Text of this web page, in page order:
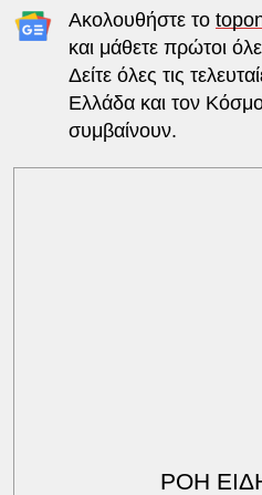
Ακολουθήστε το
και μάθετε πρώτοι
Δείτε όλες τις
Ελλάδα και τον
συμβαίνουν.
ΡΟΗ